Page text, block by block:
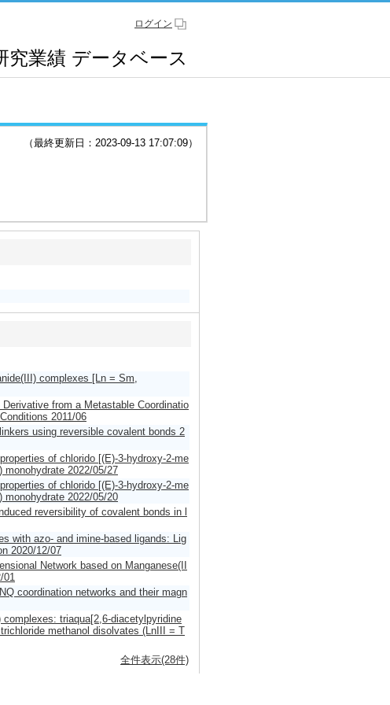
ログイン
究業績 データベース
（最終更新日：2023-09-13 17:07:09）
complexes [Ln = Sm,
from a Metastable Coordinatio
2011/06
using reversible covalent bonds 2
of chlorido [(E)-3-hydroxy-2-me
monohydrate 2022/05/27
of chlorido [(E)-3-hydroxy-2-me
monohydrate 2022/05/20
reversibility of covalent bonds in l
with azo- and imine-based ligands: Lig
2020/12/07
Network based on Manganese(II
01
coordination networks and their magn
triaqua[2,6-diacetylpyridine
methanol disolvates (LnIII = T
全件表示(28件)